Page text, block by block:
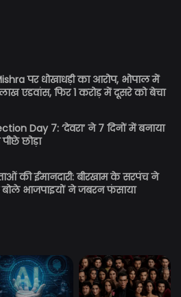
पर धोखाधड़ी का आरोप, भोपाल में
एडवांस, फिर 1 करोड़ में दूसरे को बेचा
Day 7: ‘देवरा’ ने 7 दिनों में बनाया
पीछे छोड़ा
की ईमानदारी: बीरखाम के सरपंच ने
बोले भाजपाइयों ने जबरन फंसाया